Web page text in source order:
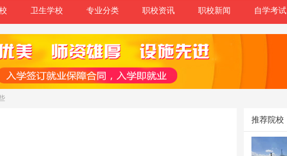
卫生学校 专业分类 职校资讯 职校新闻 自学考试
推荐院校